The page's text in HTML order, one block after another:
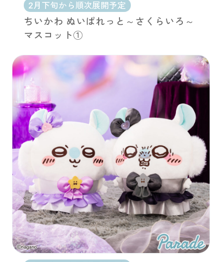
2月下旬から順次展開予定
ちいかわ ぬいぱれっと～さくらいろ～
マスコット①